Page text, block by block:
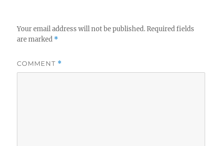
Your email address will not be published. Required fields
are marked *
COMMENT *